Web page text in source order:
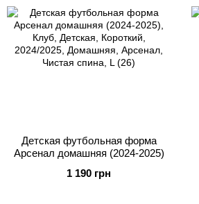
Детская футбольная форма
Арсенал домашняя (2024-2025)
1 190 грн